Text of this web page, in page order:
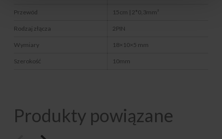
Przewód 15cm | 2*0,3mm²
Rodzaj złącza 2PIN
Wymiary 18×10×5 mm
Szerokość 10mm
Produkty powiązane